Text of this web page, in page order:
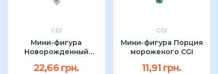
CGI
Мини-фигура
Новорожденный
22,66 грн.
CGI
Мини-фигура Порция
мороженого CGI
11,91 грн.